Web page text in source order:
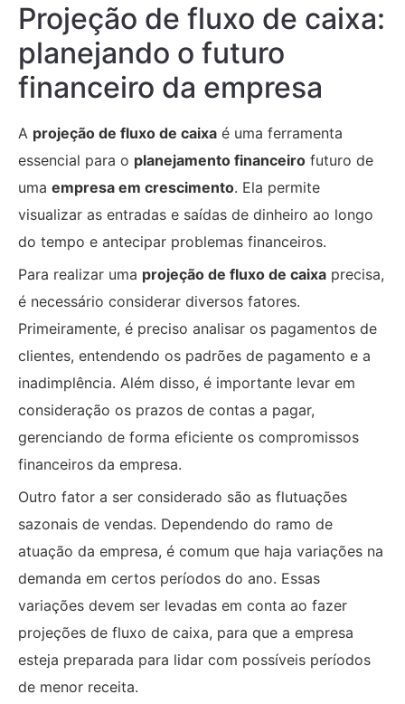
Projeção de fluxo de caixa:
planejando o futuro
financeiro da empresa
A projeção de fluxo de caixa é uma ferramenta
essencial para o planejamento financeiro futuro de
uma empresa em crescimento. Ela permite
visualizar as entradas e saídas de dinheiro ao longo
do tempo e antecipar problemas financeiros.
Para realizar uma projeção de fluxo de caixa precisa,
é necessário considerar diversos fatores.
Primeiramente, é preciso analisar os pagamentos de
clientes, entendendo os padrões de pagamento e a
inadimplência. Além disso, é importante levar em
consideração os prazos de contas a pagar,
gerenciando de forma eficiente os compromissos
financeiros da empresa.
Outro fator a ser considerado são as flutuações
sazonais de vendas. Dependendo do ramo de
atuação da empresa, é comum que haja variações na
demanda em certos períodos do ano. Essas
variações devem ser levadas em conta ao fazer
projeções de fluxo de caixa, para que a empresa
esteja preparada para lidar com possíveis períodos
de menor receita.